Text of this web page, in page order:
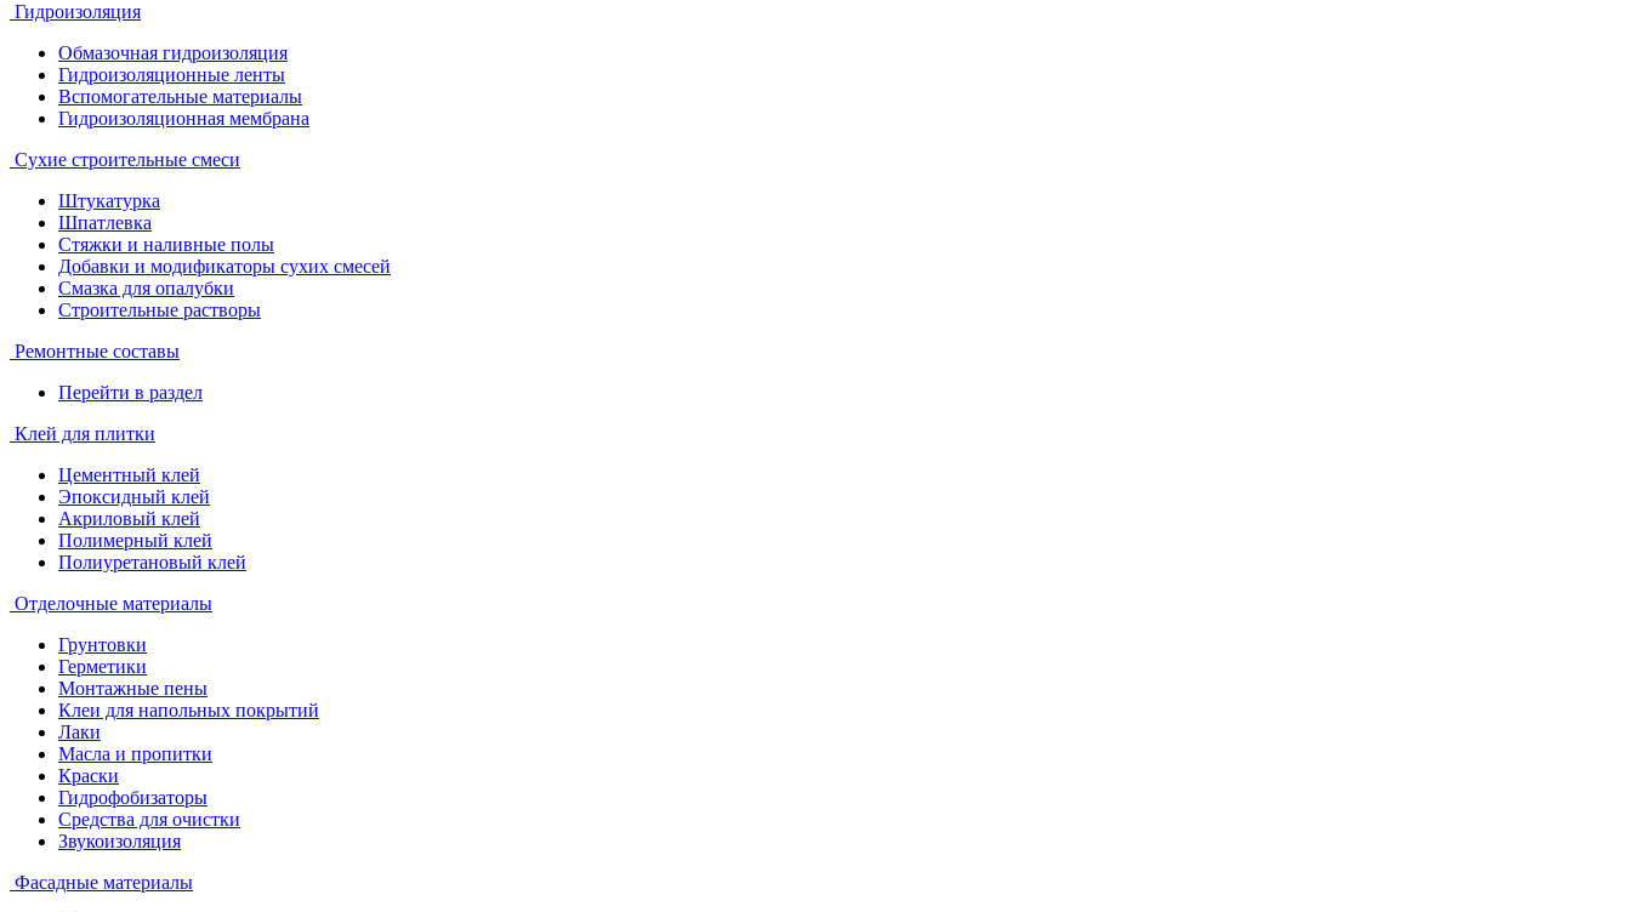
Гидроизоляция
Обмазочная гидроизоляция
Гидроизоляционные ленты
Вспомогательные материалы
Гидроизоляционная мембрана
Сухие строительные смеси
Штукатурка
Шпатлевка
Стяжки и наливные полы
Добавки и модификаторы сухих смесей
Смазка для опалубки
Строительные растворы
Ремонтные составы
Перейти в раздел
Клей для плитки
Цементный клей
Эпоксидный клей
Акриловый клей
Полимерный клей
Полиуретановый клей
Отделочные материалы
Грунтовки
Герметики
Монтажные пены
Клеи для напольных покрытий
Лаки
Масла и пропитки
Краски
Гидрофобизаторы
Средства для очистки
Звукоизоляция
Фасадные материалы